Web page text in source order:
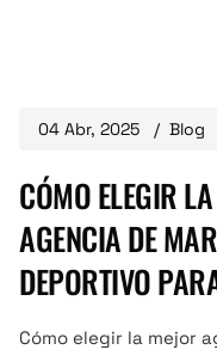
04 Abr, 2025 Blog
CÓMO ELEGIR
AGENCIA DE
DEPORTIVO
Cómo elegir la mejor